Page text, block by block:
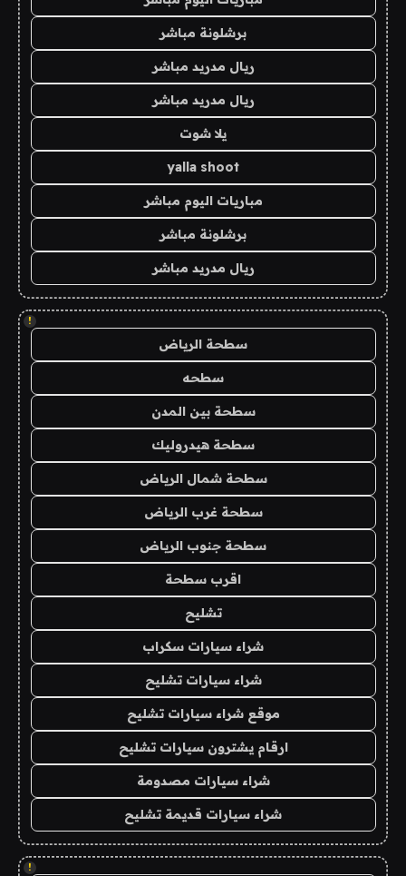
برشلونة مباشر
ريال مدريد مباشر
ريال مدريد مباشر
يلا شوت
yalla shoot
مباريات اليوم مباشر
برشلونة مباشر
ريال مدريد مباشر
!
سطحة الرياض
سطحه
سطحة بين المدن
سطحة هيدروليك
سطحة شمال الرياض
سطحة غرب الرياض
سطحة جنوب الرياض
اقرب سطحة
تشليح
شراء سيارات سكراب
شراء سيارات تشليح
موقع شراء سيارات تشليح
ارقام يشترون سيارات تشليح
شراء سيارات مصدومة
شراء سيارات قديمة تشليح
!